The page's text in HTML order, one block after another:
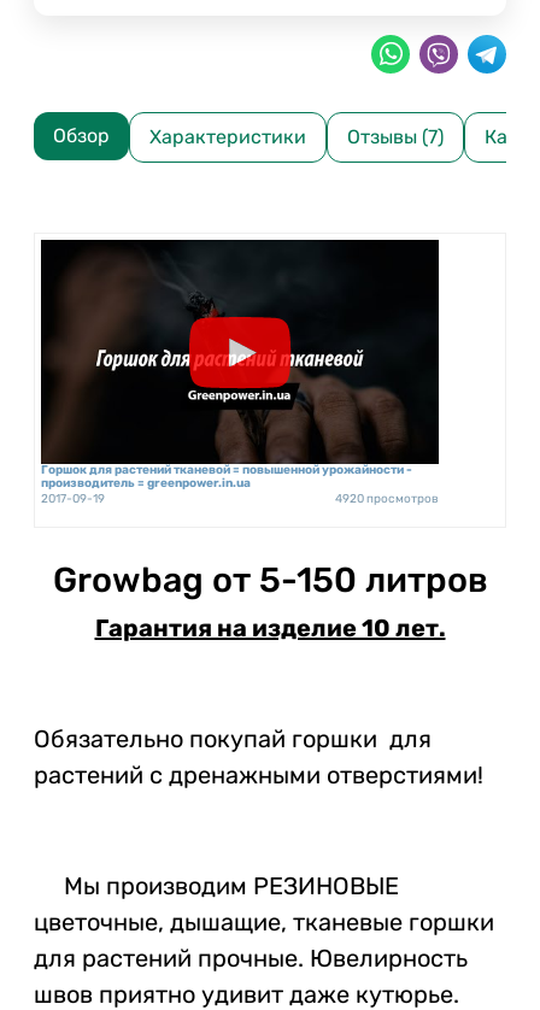
Обзор Характеристики Отзывы (7) Как
Горшок для растений тканевой = повышенной урожайности -
производитель = greenpower.in.ua
2017-09-19
4920 просмотров
Growbag от 5-150 литров
Гарантия на изделие 10 лет.
Обязательно покупай горшки для
растений с дренажными отверстиями!
Мы производим РЕЗИНОВЫЕ
цветочные, дышащие, тканевые горшки
для растений прочные. Ювелирность
швов приятно удивит даже кутюрье.